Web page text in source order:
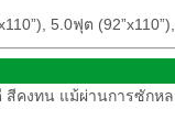
5.0ฟุต
คงทน แม้ผ่านการซัก